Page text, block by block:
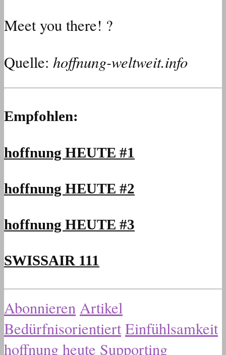
Meet you there! ?
Quelle: hoffnung-weltweit.info
Empfohlen:
hoffnung HEUTE #1
hoffnung HEUTE #2
hoffnung HEUTE #3
SWISSAIR 111
AbonnierenArtikel
BedürfnisorientiertEinfühlsamkeit
hoffnung heute Supporting